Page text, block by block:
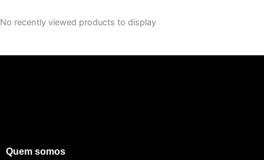
No recently viewed products to display
Quem somos